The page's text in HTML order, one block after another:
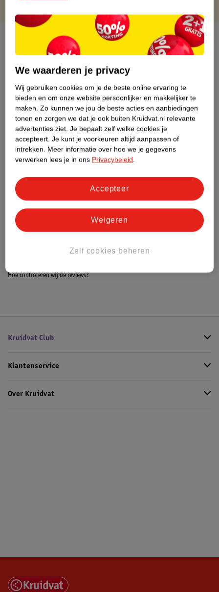
Over dit product
Etiketinformatie
Nature Impact Score
Dit product heeft (nog) geen Nature
Impact Score.
Meer informatie
Bestel & Bezorginformatie
Bekijk ook
Alle Damesparfum
Hoe controleren wij de reviews?
Kruidvat Club
Klantenservice
Over Kruidvat
We waarderen je privacy
Wij gebruiken cookies om je de beste online ervaring te
bieden en om onze website persoonlijker en makkelijker te
maken. Zo kunnen we jou de beste acties en aanbiedingen
tonen en zorgen we dat je ook buiten Kruidvat.nl relevante
advertenties ziet. Je bepaalt zelf welke cookies je
accepteert. Je kunt je voorkeuren altijd aanpassen of
intrekken. Meer informatie over hoe we je gegevens
verwerken lees je in ons Privacybeleid.
Zelf cookies beheren
Weigeren
Accepteer